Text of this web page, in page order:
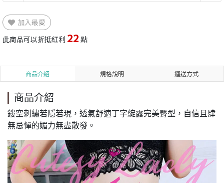
加入最愛
此商品可以折抵紅利 22 點
商品介紹 規格說明 運送方式
商品介紹
鏤空刺繡若隱若現，透氣舒適丁字綻露完美臀型，自信且肆
無忌憚的媚力無盡散發。